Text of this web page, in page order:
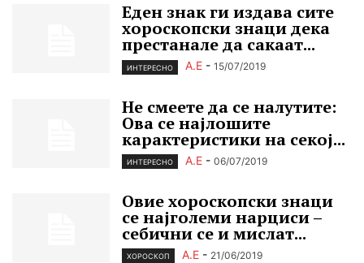
Еден знак ги издава сите
хороскопски знаци дека
престанале да сакаат...
ИНТЕРЕСНО А.Е - 15/07/2019
Не смеете да се налутите:
Ова се најлошите
карактеристики на секој...
ИНТЕРЕСНО А.Е - 06/07/2019
Овие хороскопски знаци
се најголеми нарциси –
себични се и мислат...
ХОРОСКОП А.Е - 21/06/2019